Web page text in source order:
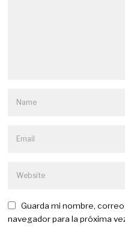
Guarda mi nombre,
navegador para la próxima